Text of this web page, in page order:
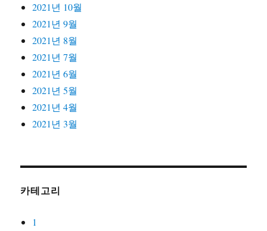
2021년 10월
2021년 9월
2021년 8월
2021년 7월
2021년 6월
2021년 5월
2021년 4월
2021년 3월
카테고리
1